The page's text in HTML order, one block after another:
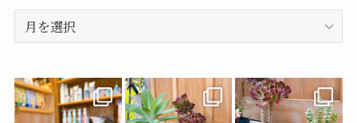
ー
イ
ブ